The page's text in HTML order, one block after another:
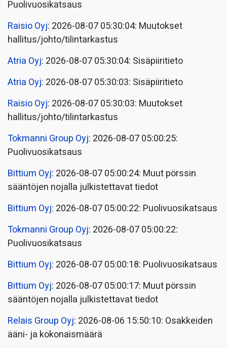
Puolivuosikatsaus
Raisio Oyj: 2026-08-07 05:30:04: Muutokset
hallitus/johto/tilintarkastus
Atria Oyj: 2026-08-07 05:30:04: Sisäpiiritieto
Atria Oyj: 2026-08-07 05:30:03: Sisäpiiritieto
Raisio Oyj: 2026-08-07 05:30:03: Muutokset
hallitus/johto/tilintarkastus
Tokmanni Group Oyj: 2026-08-07 05:00:25:
Puolivuosikatsaus
Bittium Oyj: 2026-08-07 05:00:24: Muut pörssin
sääntöjen nojalla julkistettavat tiedot
Bittium Oyj: 2026-08-07 05:00:22: Puolivuosikatsaus
Tokmanni Group Oyj: 2026-08-07 05:00:22:
Puolivuosikatsaus
Bittium Oyj: 2026-08-07 05:00:18: Puolivuosikatsaus
Bittium Oyj: 2026-08-07 05:00:17: Muut pörssin
sääntöjen nojalla julkistettavat tiedot
Relais Group Oyj: 2026-08-06 15:50:10: Osakkeiden
ääni- ja kokonaismäärä